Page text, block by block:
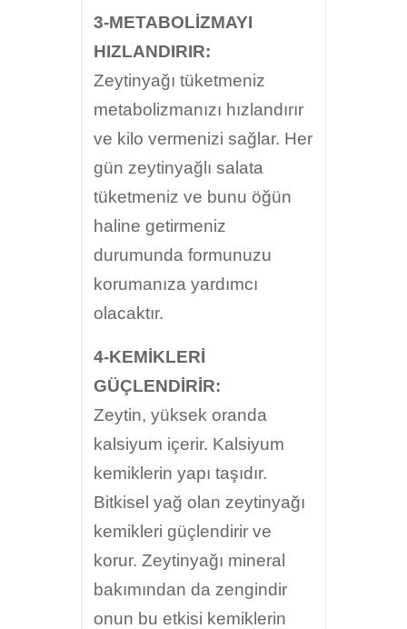
3-METABOLİZMAYI
HIZLANDIRIR:
Zeytinyağı tüketmeniz
metabolizmanızı hızlandırır
ve kilo vermenizi sağlar. Her
gün zeytinyağlı salata
tüketmeniz ve bunu öğün
haline getirmeniz
durumunda formunuzu
korumanıza yardımcı
olacaktır.
4-KEMİKLERİ
GÜÇLENDİRİR:
Zeytin, yüksek oranda
kalsiyum içerir. Kalsiyum
kemiklerin yapı taşıdır.
Bitkisel yağ olan zeytinyağı
kemikleri güçlendirir ve
korur. Zeytinyağı mineral
bakımından da zengindir
onun bu etkisi kemiklerin